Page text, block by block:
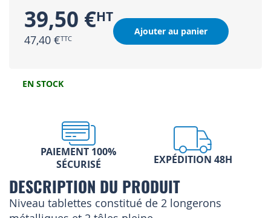
39,50 €
47,40 €
Ajouter au panier
EN STOCK
PAIEMENT 100%
SÉCURISÉ
EXPÉDITION 48H
DESCRIPTION DU PRODUIT
Niveau tablettes constitué de 2 longerons